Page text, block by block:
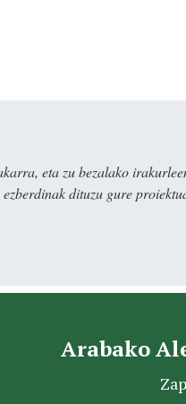
eta zu bezalako
dituzu gure
Arabako